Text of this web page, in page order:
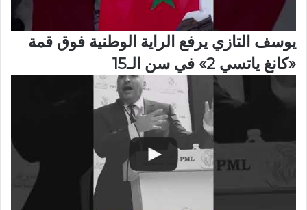
يوسف التازي يرفع الراية الوطنية فوق قمة
«كانغ ياتسي 2» في سن الـ15